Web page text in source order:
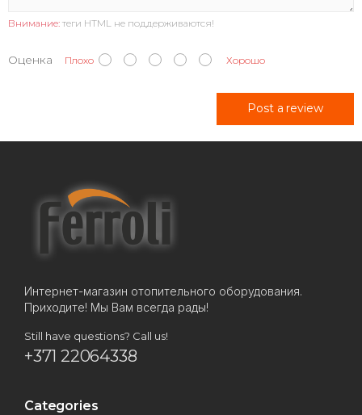
Внимание: теги HTML не поддерживаются!
Оценка Плохо Хорошо
Post a review
Интернет-магазин отопительного оборудования.
Приходите! Мы Вам всегда рады!
Still have questions? Call us!
+371 22064338
Categories